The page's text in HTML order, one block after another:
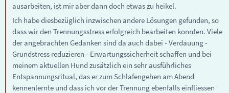
ausarbeiten, ist mir aber dann doch etwas zu heikel.
Ich habe diesbezüglich inzwischen andere Lösungen gefunden, so
dass wir den Trennungsstress erfolgreich bearbeiten konnten. Viele
der angebrachten Gedanken sind da auch dabei - Verdauung -
Grundstress reduzieren - Erwartungssicherheit schaffen und bei
meinem aktuellen Hund zusätzlich ein sehr ausführliches
Entspannungsritual, das er zum Schlafengehen am Abend
kennenlernte und dass ich vor der Trennung ebenfalls einfliessen